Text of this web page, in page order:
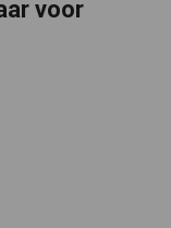
voor